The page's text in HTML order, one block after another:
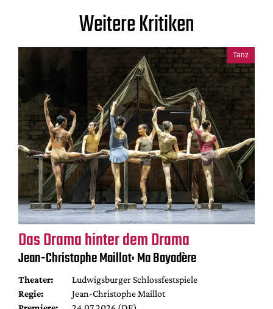
Weitere Kritiken
Tanz
Das Drama hinter dem Drama
Jean-Christophe Maillot: Ma Bayadère
Theater:
Ludwigsburger Schlossfestspiele
Regie:
Jean-Christophe Maillot